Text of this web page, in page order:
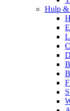
Hulp &